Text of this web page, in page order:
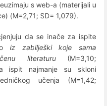
s web-a (materijali u
e) (M=2,71; SD= 1,079).
da se inače za ispite
iz zabilješki koje sama
literaturu(M=3,10;
ispit najmanje su skloni
učenja (M=1,42;